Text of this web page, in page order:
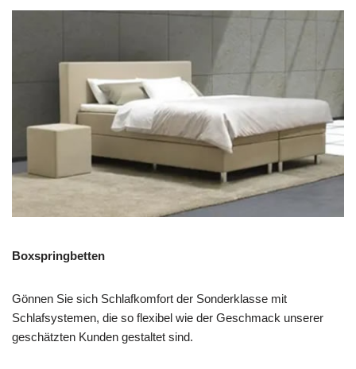
Boxspringbetten
Gönnen Sie sich Schlafkomfort der Sonderklasse mit
Schlafsystemen, die so flexibel wie der Geschmack unserer
geschätzten Kunden gestaltet sind.